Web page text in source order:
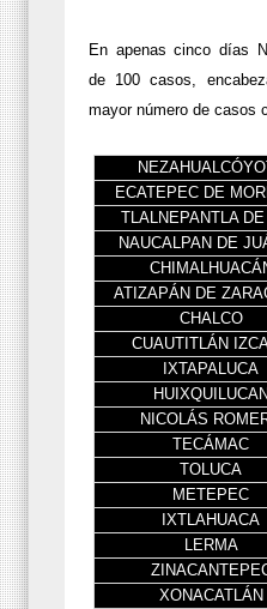
En apenas cinco días
de 100 casos,
mayor número de casos
ECATEPEC DE
TLALNEPANTLA
NAUCALPAN DE
ATIZAPÁN DE
CHALCO
CUAUTITLÁN
IXTAPALUCA
HUIXQUILUCAN
NICOLÁS
TECÁMAC
TOLUCA
METEPEC
IXTLAHUACA
LERMA
XONACATLÁN